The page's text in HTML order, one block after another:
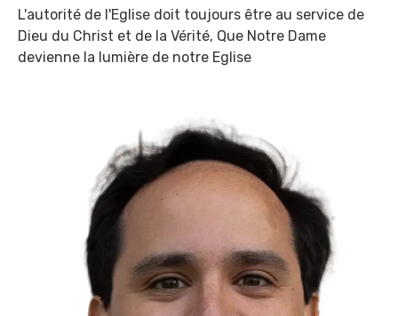
L'autorité de l'Eglise doit toujours être au service de
Dieu du Christ et de la Vérité, Que Notre Dame
devienne la lumière de notre Eglise